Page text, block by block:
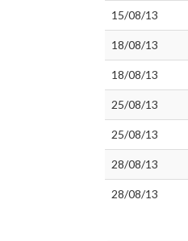
15/08/13
18/08/13
18/08/13
25/08/13
25/08/13
28/08/13
28/08/13